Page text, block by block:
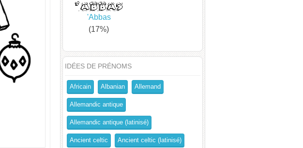
'Abbas
(17%)
IDÉES DE PRÉNOMS
Africain Albanian Allemand
Allemandic antique
Allemandic antique (latinisé)
Ancient celtic Ancient celtic (latinisé)